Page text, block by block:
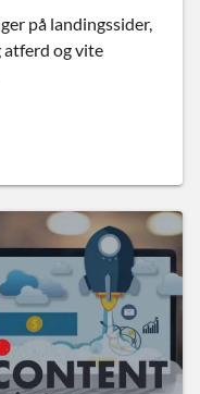
på landingssider,
atferd og vite